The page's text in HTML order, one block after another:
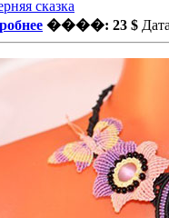
сказка
����: 23 $